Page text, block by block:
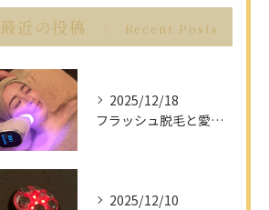
最近の投稿 Recent Posts
2025/12/18
フラッシュ脱毛と愛知県名古屋市の最新脱毛事情で理想の美肌を目指す方法
2025/12/10